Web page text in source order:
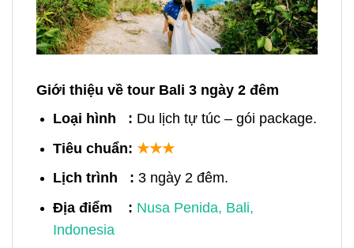
Giới thiệu về tour Bali 3 ngày 2 đêm
Loại hình : Du lịch tự túc – gói package.
Tiêu chuẩn: ★★★
Lịch trình : 3 ngày 2 đêm.
Địa điểm : Nusa Penida, Bali,
Indonesia